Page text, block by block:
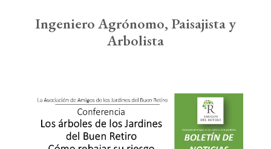
Ingeniero Agrónomo, Paisajista y
Arbolista